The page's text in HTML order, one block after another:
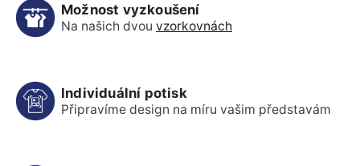
Možnost vyzkoušení
Na našich dvou vzorkovnách
Individuální potisk
Připravíme design na míru vašim představám